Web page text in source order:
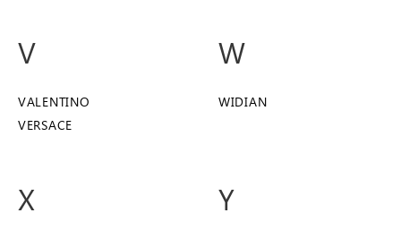
V
VALENTINO
VERSACE
W
WIDIAN
X Y